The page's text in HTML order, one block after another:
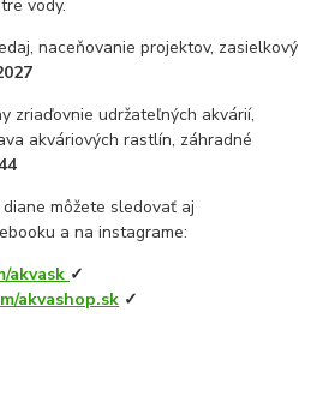
vody.
naceňovanie projektov, zasielkový
zriaďovnie udržateľných akvárií,
akváriových rastlín, záhradné
môžete sledovať aj
a na instagrame:
akvask ✓
akvashop.sk ✓